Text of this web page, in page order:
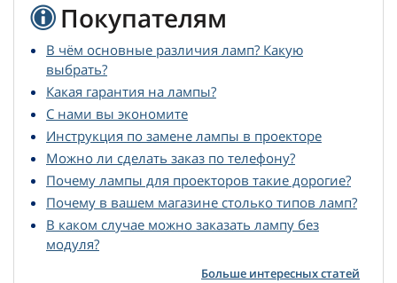
Покупателям
В чём основные различия ламп? Какую
выбрать?
Какая гарантия на лампы?
С нами вы экономите
Инструкция по замене лампы в проекторе
Можно ли сделать заказ по телефону?
Почему лампы для проекторов такие дорогие?
Почему в вашем магазине столько типов ламп?
В каком случае можно заказать лампу без
модуля?
Больше интересных статей